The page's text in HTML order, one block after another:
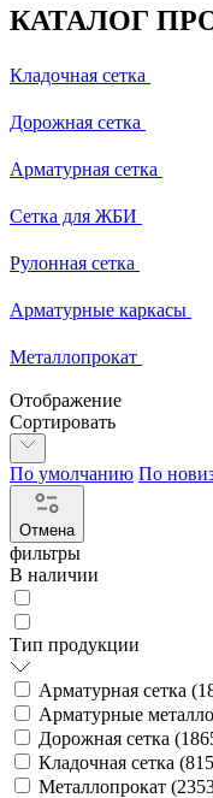
КАТАЛОГ
Кладочная сетка
Дорожная сетка
Арматурная сетка
Сетка для ЖБИ
Рулонная сетка
Арматурные каркасы
Металлопрокат
Отображение
Сортировать
По умолчанию По
Отмена
фильтры
В наличии
Тип продукции
Арматурная сетка (
Арматурные
Дорожная сетка (
Кладочная сетка (
Металлопрокат (